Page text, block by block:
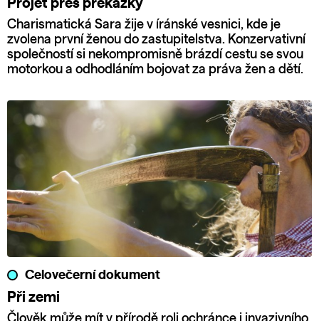
Projet přes překážky
Charismatická Sara žije v íránské vesnici, kde je
zvolena první ženou do zastupitelstva. Konzervativní
společností si nekompromisně brázdí cestu se svou
motorkou a odhodláním bojovat za práva žen a dětí.
Celovečerní dokument
Při zemi